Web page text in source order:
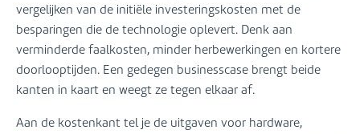
vergelijken van de initiële investeringskosten met de
besparingen die de technologie oplevert. Denk aan
verminderde faalkosten, minder herbewerkingen en kortere
doorlooptijden. Een gedegen businesscase brengt beide
kanten in kaart en weegt ze tegen elkaar af.
Aan de kostenkant tel je de uitgaven voor hardware,